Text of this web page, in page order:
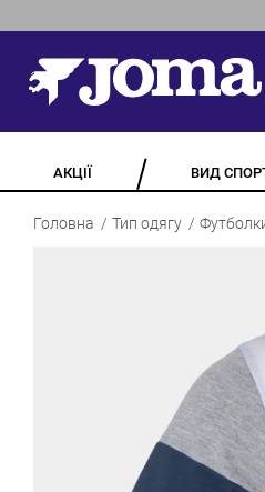
АКЦІЇ ВИД
Головна Тип одягу